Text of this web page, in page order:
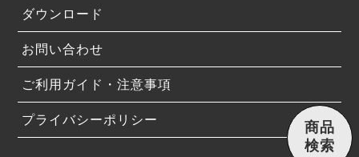
ダウンロード
お問い合わせ
ご利用ガイド・注意事項
プライバシーポリシー
商品
検索